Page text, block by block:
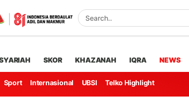
SKOR KHAZANAH IQRA NEWS
Sport Internasional UBSI Telko Highlight